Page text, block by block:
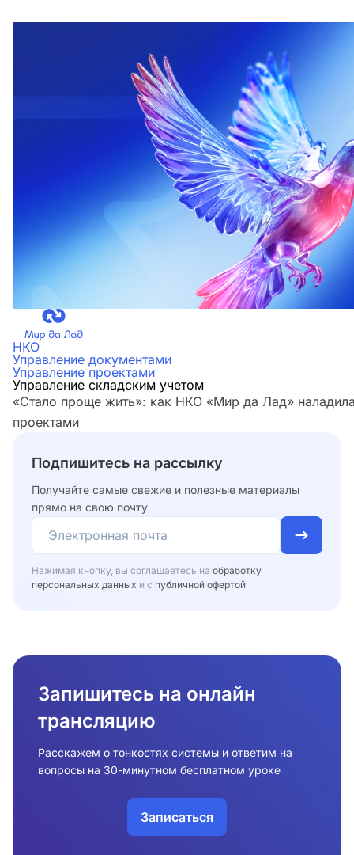
НКО
Управление документами
Управление проектами
Управление складским учетом
«Стало проще жить»: как НКО «Мир да Лад»
проектами
Подпишитесь на рассылку
Получайте самые свежие и полезные материалы
прямо на свою почту
Нажимая кнопку, вы соглашаетесь на обработку
персональных данных и с публичной офертой
Запишитесь на онлайн
трансляцию
Расскажем о тонкостях системы и ответим на
вопросы на 30-минутном бесплатном уроке
Записаться